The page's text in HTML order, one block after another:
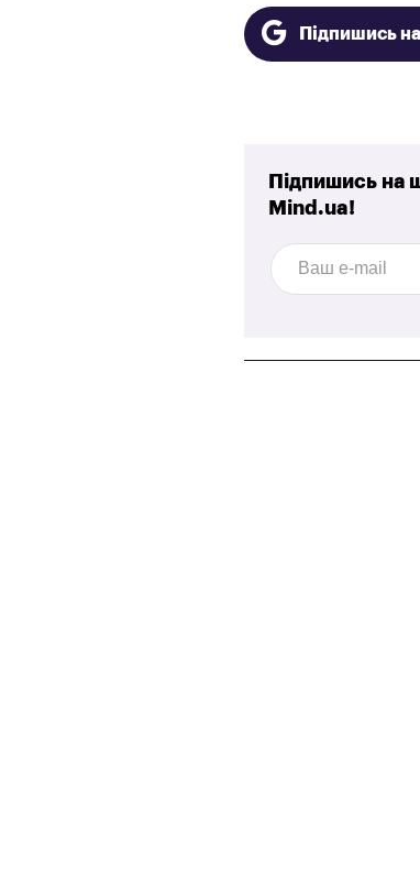
Підпишись
Підпишись на
Mind.ua!